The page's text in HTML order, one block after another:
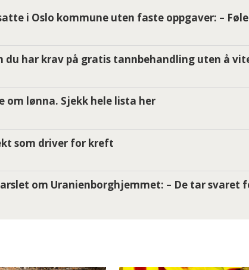
i Oslo kommune uten faste oppgaver: –
du har krav på gratis tannbehandling uten å
om lønna. Sjekk hele lista her
som driver for kreft
om Uranienborghjemmet: – De tar svaret